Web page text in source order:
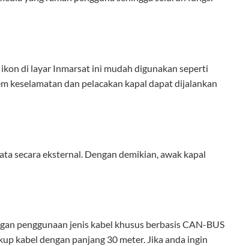
di layar Inmarsat ini mudah digunakan seperti
keselamatan dan pelacakan kapal dapat dijalankan
secara eksternal. Dengan demikian, awak kapal
penggunaan jenis kabel khusus berbasis CAN-BUS
kabel dengan panjang 30 meter. Jika anda ingin